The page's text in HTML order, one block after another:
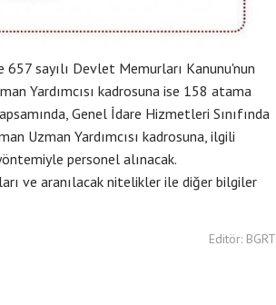
sayılı Devlet Memurları Kanunu'nun
Yardımcısı kadrosuna ise 158 atama
Genel İdare Hizmetleri Sınıfında
Uzman Yardımcısı kadrosuna, ilgili
personel alınacak.
ve aranılacak nitelikler ile diğer bilgiler
Editör: BGRT